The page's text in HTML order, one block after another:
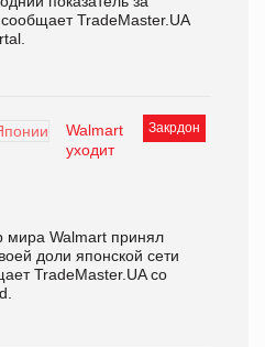
TradeMaster.UA
Закрдон
Walmart
уходит
мира Walmart принял
доли японской сети
TradeMaster.UA со